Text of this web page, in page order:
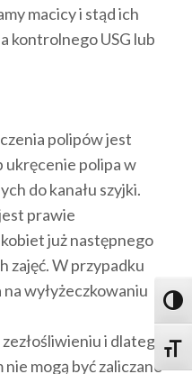
macicy i stąd ich
kontrolnego USG lub
polipów jest
ukręcenie polipa w
do kanału szyjki.
prawie
już następnego
zajęć. W przypadku
wyłyżeczkowaniu
i dlatego
mogą być zaliczane